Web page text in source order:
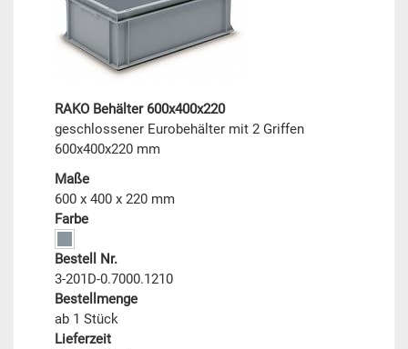
RAKO Behälter 600x400x220
geschlossener Eurobehälter mit 2 Griffen
600x400x220 mm
Maße
600 x 400 x 220 mm
Farbe
Bestell Nr.
3-201D-0.7000.1210
Bestellmenge
ab 1 Stück
Lieferzeit